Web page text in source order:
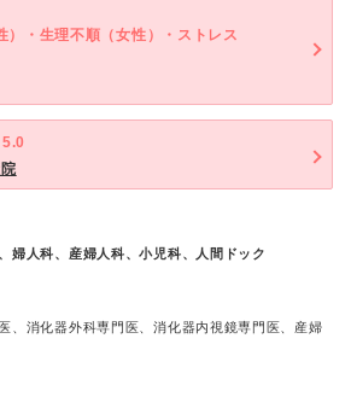
）・生理不順（女性）・ストレス
5.0
婦人科、産婦人科、小児科、人間ドック
、消化器外科専門医、消化器内視鏡専門医、産婦